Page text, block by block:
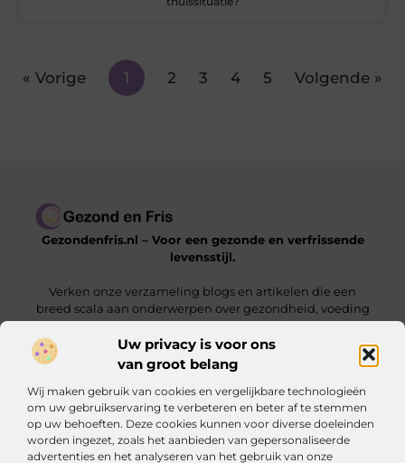
Uw privacy is voor ons
van groot belang
Wij maken gebruik van cookies en vergelijkbare technologieën
om uw gebruikservaring te verbeteren en beter af te stemmen
op uw behoeften. Deze cookies kunnen voor diverse doeleinden
worden ingezet, zoals het aanbieden van gepersonaliseerde
advertenties en het analyseren van het gebruik van onze
« Vorige 1 2 3 4 5 Volgende »
Gezondenfris.nl – Voor een gezonde en verfrissende
levensstijl.
Verken onze verzameling blogs en artikelen die een
breed scala aan onderwerpen over gezondheid, voeding
en welzijn behandelen.
Onze informatie
Bericht categorie